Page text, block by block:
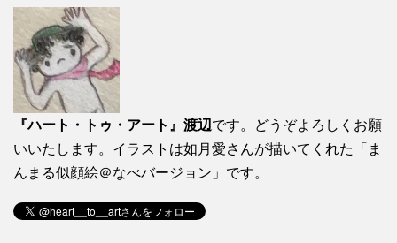
『ハート・トゥ・アート』渡辺です。どうぞよろしくお願
いいたします。イラストは如月愛さんが描いてくれた「ま
んまる似顔絵＠なべバージョン」です。